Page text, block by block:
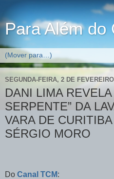
Para Além do
SEGUNDA-FEIRA, 2 DE
DANI LIMA
SERPENTE” DA
VARA DE
SÉRGIO MORO
Do Canal TCM: